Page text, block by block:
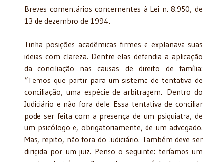
Breves comentários concernentes à Lei n. 8.950, de
13 de dezembro de 1994.
Tinha posições acadêmicas firmes e explanava suas
ideias com clareza. Dentre elas defendia a aplicação
da conciliação nas causas de direito de família:
“Temos que partir para um sistema de tentativa de
conciliação, uma espécie de arbitragem. Dentro do
Judiciário e não fora dele. Essa tentativa de conciliar
pode ser feita com a presença de um psiquiatra, de
um psicólogo e, obrigatoriamente, de um advogado.
Mas, repito, não fora do Judiciário. Também deve ser
dirigida por um juiz. Penso o seguinte: teríamos um